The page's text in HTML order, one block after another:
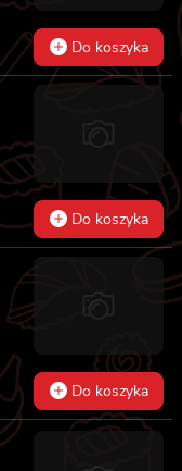
Do koszyka
Do koszyka
Do koszyka